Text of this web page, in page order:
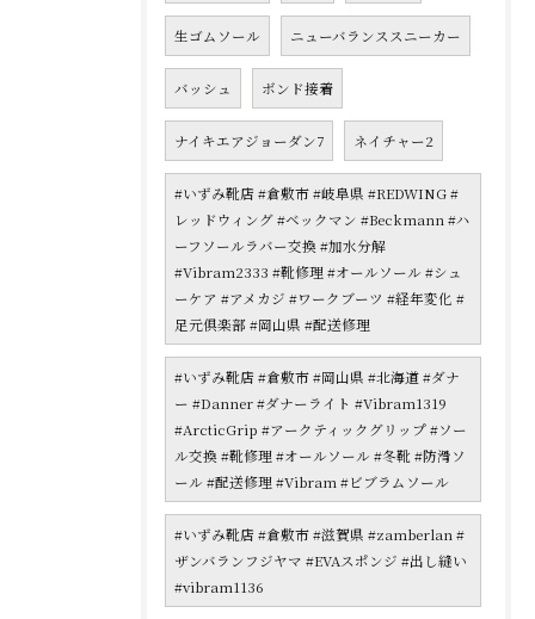
生ゴムソール ニューバランススニーカー
バッシュ ボンド接着
ナイキエアジョーダン7 ネイチャー2
#いずみ靴店 #倉敷市 #岐阜県 #REDWING #
レッドウィング #ベックマン #Beckmann #ハ
ーフソールラバー交換 #加水分解
#Vibram2333 #靴修理 #オールソール #シュ
ーケア #アメカジ #ワークブーツ #経年変化 #
足元倶楽部 #岡山県 #配送修理
#いずみ靴店 #倉敷市 #岡山県 #北海道 #ダナ
ー #Danner #ダナーライト #Vibram1319
#ArcticGrip #アークティックグリップ #ソー
ル交換 #靴修理 #オールソール #冬靴 #防滑ソ
ール #配送修理 #Vibram #ビブラムソール
#いずみ靴店 #倉敷市 #滋賀県 #zamberlan #
ザンバランフジヤマ #EVAスポンジ #出し縫い
#vibram1136